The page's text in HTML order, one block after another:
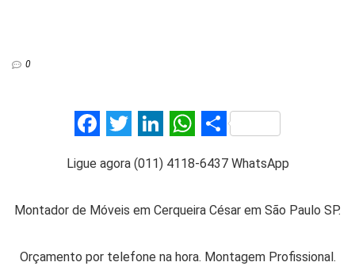
0
F
ce
b
o
o
T
wi
tt
er
Li
ke
dI
n
W
at
s
A
p
ar
e
Ligue agora (011) 4118-6437 WhatsApp
Montador de Móveis em Cerqueira César em São Paulo SP.
Orçamento por telefone na hora. Montagem Profissional.